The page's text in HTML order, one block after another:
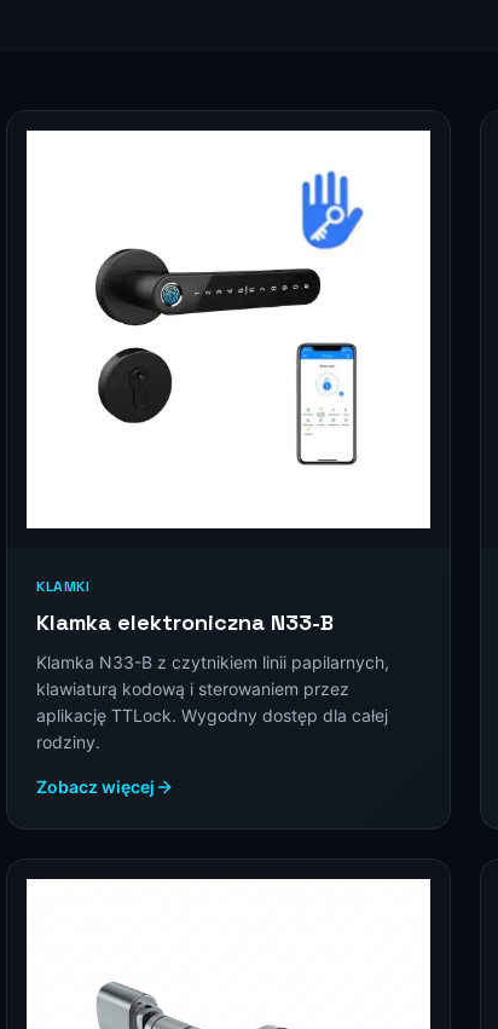
KLAMKI
Klamka elektroniczna N33-B
Klamka N33-B z czytnikiem linii papilarnych,
klawiaturą kodową i sterowaniem przez
aplikację TTLock. Wygodny dostęp dla całej
rodziny.
Zobacz więcej